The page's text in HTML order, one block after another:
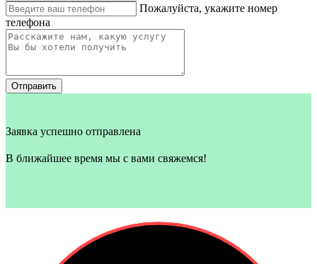
Пожалуйста, укажите номер
телефона
Отправить
Заявка успешно отправлена
В ближайшее время мы с вами свяжемся!